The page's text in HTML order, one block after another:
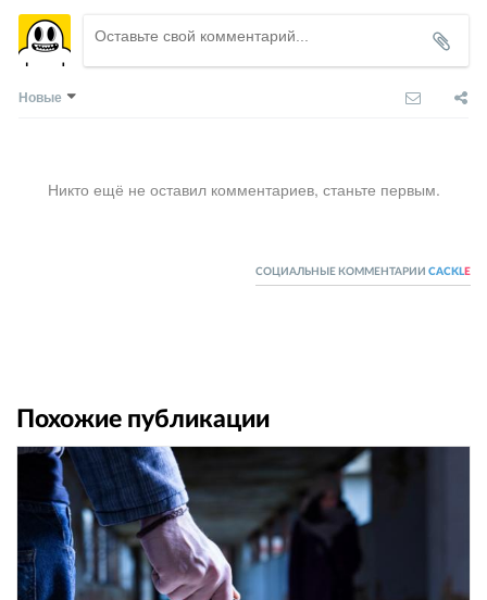
Новые
Никто ещё не оставил комментариев, станьте первым.
СОЦИАЛЬНЫЕ КОММЕНТАРИИ CACKL E
Похожие публикации